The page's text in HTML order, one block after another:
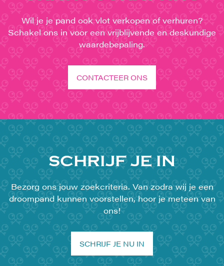
Wil je je pand ook vlot verkopen of verhuren?
Schakel ons in voor een vrijblijvende en deskundige
waardebepaling.
CONTACTEER ONS
SCHRIJF JE IN
Bezorg ons jouw zoekcriteria. Van zodra wij je een
droompand kunnen voorstellen, hoor je meteen van
ons!
SCHRIJF JE NU IN